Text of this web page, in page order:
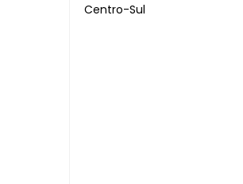
Centro-Sul